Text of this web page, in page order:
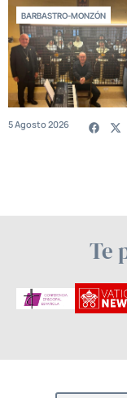
BARBASTRO-MONZÓN
5 Agosto 2026
Te